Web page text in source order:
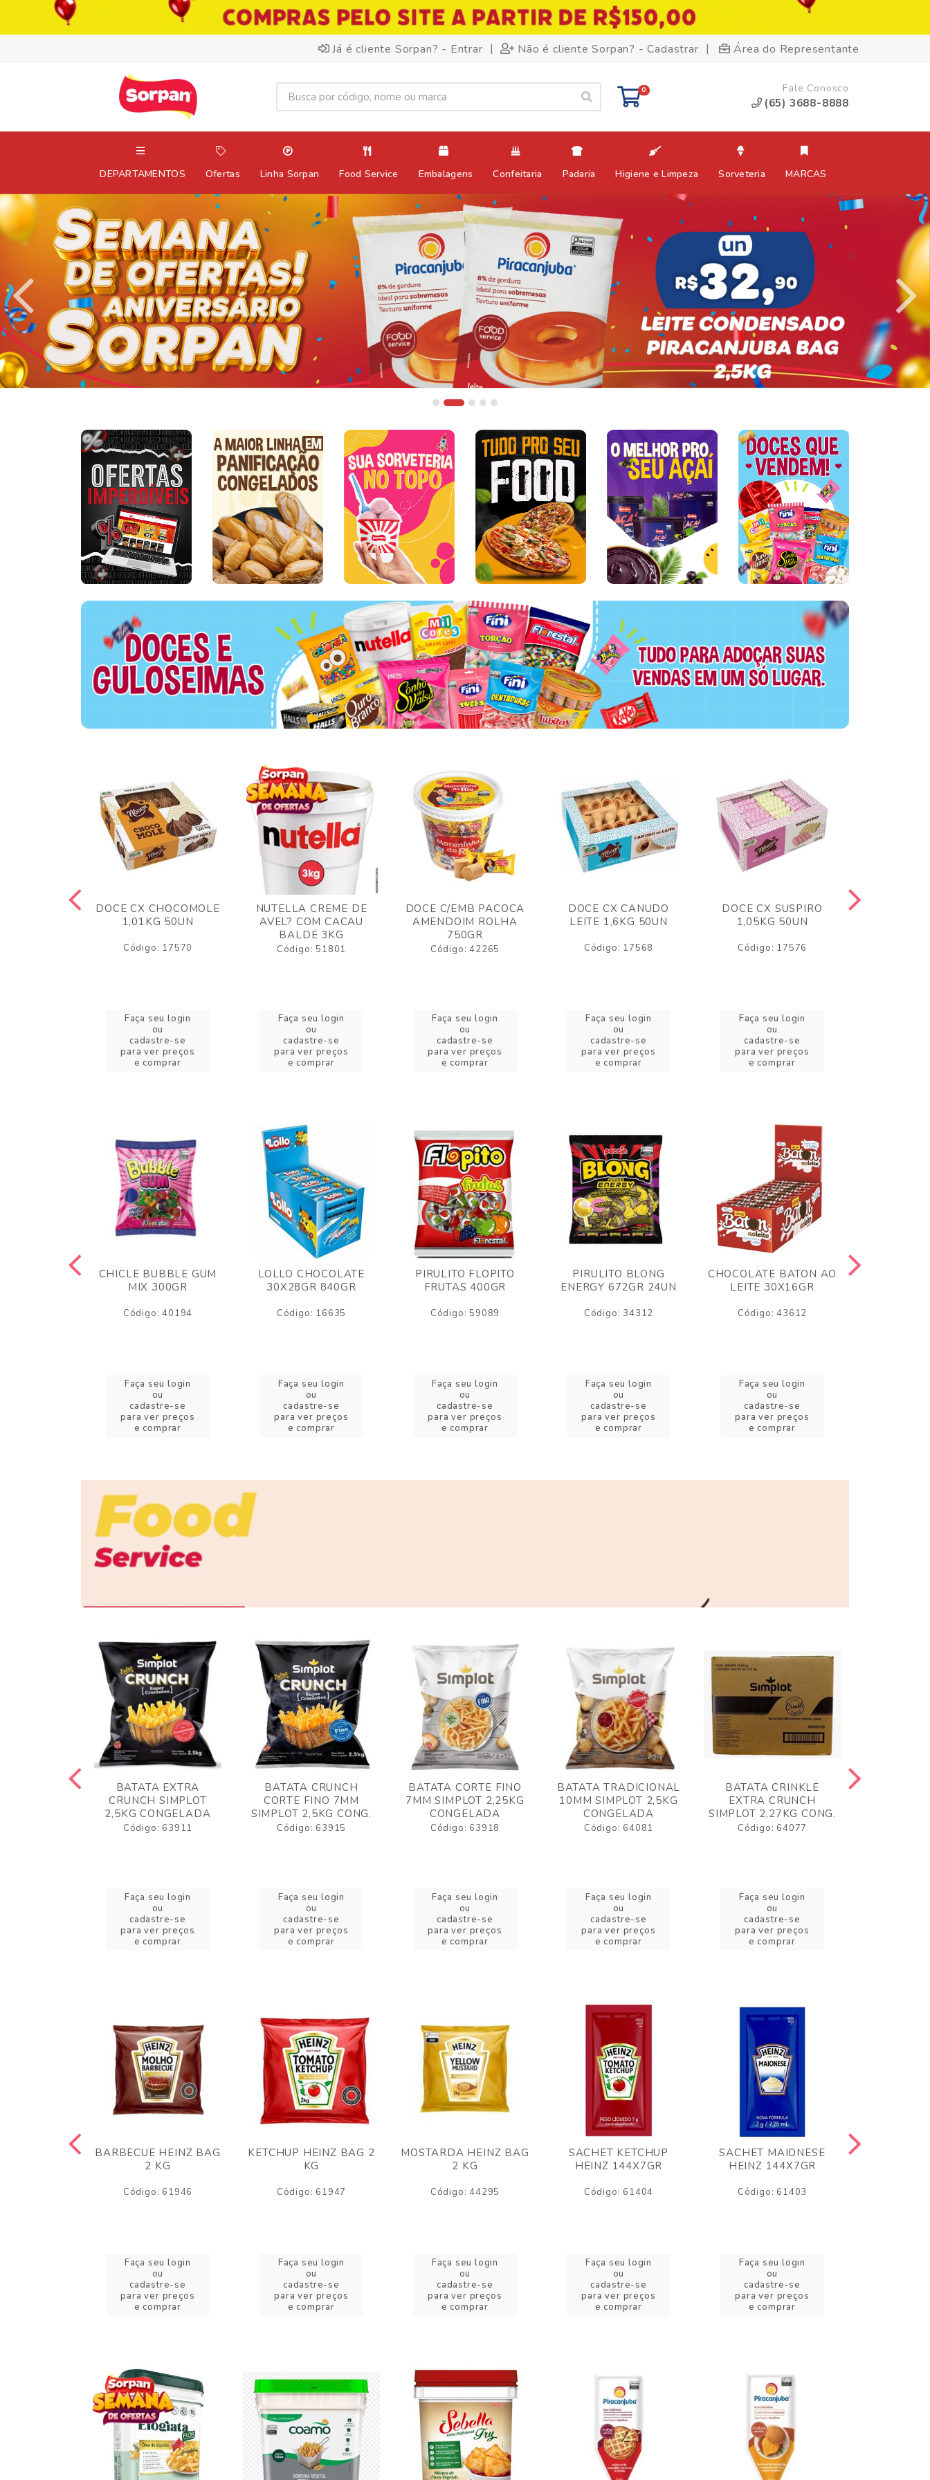
Já é cliente Sorpan? - Entrar | Não é cliente Sorpan? - Cadastrar | Área do Representante
0 Fale Conosco
(65) 3688-8888
DEPARTAMENTOS Ofertas Linha Sorpan Food Service Embalagens Confeitaria Padaria Higiene e Limpeza Sorveteria MARCAS
DOCE CX CHOCOMOLE
1,01KG 50UN
Código: 17570
Faça seu login
ou
cadastre-se
para ver preços
e comprar
NUTELLA CREME DE
AVEL? COM CACAU
BALDE 3KG
Código: 51801
Faça seu login
ou
cadastre-se
para ver preços
e comprar
DOCE C/EMB PACOCA
AMENDOIM ROLHA
750GR
Código: 42265
Faça seu login
ou
cadastre-se
para ver preços
e comprar
DOCE CX CANUDO
LEITE 1,6KG 50UN
Código: 17568
Faça seu login
ou
cadastre-se
para ver preços
e comprar
DOCE CX SUSPIRO
1,05KG 50UN
Código: 17576
Faça seu login
ou
cadastre-se
para ver preços
e comprar
CHICLE BUBBLE GUM
MIX 300GR
Código: 40194
Faça seu login
ou
cadastre-se
para ver preços
e comprar
LOLLO CHOCOLATE
30X28GR 840GR
Código: 16635
Faça seu login
ou
cadastre-se
para ver preços
e comprar
PIRULITO FLOPITO
FRUTAS 400GR
Código: 59089
Faça seu login
ou
cadastre-se
para ver preços
e comprar
PIRULITO BLONG
ENERGY 672GR 24UN
Código: 34312
Faça seu login
ou
cadastre-se
para ver preços
e comprar
CHOCOLATE BATON AO
LEITE 30X16GR
Código: 43612
Faça seu login
ou
cadastre-se
para ver preços
e comprar
BATATA EXTRA
CRUNCH SIMPLOT
2,5KG CONGELADA
Código: 63911
Faça seu login
ou
cadastre-se
para ver preços
e comprar
BATATA CRUNCH
CORTE FINO 7MM
SIMPLOT 2,5KG CONG.
Código: 63915
Faça seu login
ou
cadastre-se
para ver preços
e comprar
BATATA CORTE FINO
7MM SIMPLOT 2,25KG
CONGELADA
Código: 63918
Faça seu login
ou
cadastre-se
para ver preços
e comprar
BATATA TRADICIONAL
10MM SIMPLOT 2,5KG
CONGELADA
Código: 64081
Faça seu login
ou
cadastre-se
para ver preços
e comprar
BATATA CRINKLE
EXTRA CRUNCH
SIMPLOT 2,27KG CONG.
Código: 64077
Faça seu login
ou
cadastre-se
para ver preços
e comprar
BARBECUE HEINZ BAG
2 KG
Código: 61946
Faça seu login
ou
cadastre-se
para ver preços
e comprar
KETCHUP HEINZ BAG 2
KG
Código: 61947
Faça seu login
ou
cadastre-se
para ver preços
e comprar
MOSTARDA HEINZ BAG
2 KG
Código: 44295
Faça seu login
ou
cadastre-se
para ver preços
e comprar
SACHET KETCHUP
HEINZ 144X7GR
Código: 61404
Faça seu login
ou
cadastre-se
para ver preços
e comprar
SACHET MAIONESE
HEINZ 144X7GR
Código: 61403
Faça seu login
ou
cadastre-se
para ver preços
e comprar